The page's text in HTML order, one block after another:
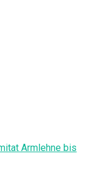
Armlehne bis